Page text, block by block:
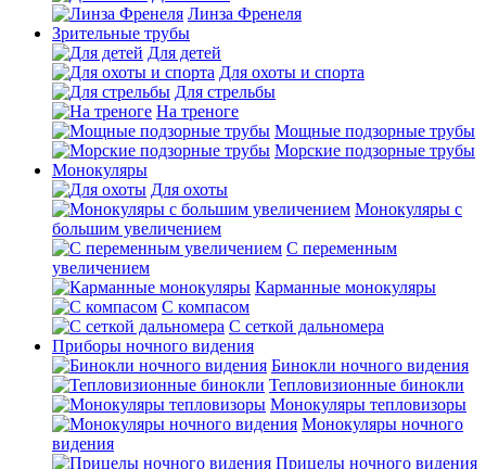
Линза Френеля
Зрительные трубы
Для детей
Для охоты и спорта
Для стрельбы
На треноге
Мощные подзорные трубы
Морские подзорные трубы
Монокуляры
Для охоты
Монокуляры с
большим увеличением
С переменным
увеличением
Карманные монокуляры
С компасом
С сеткой дальномера
Приборы ночного видения
Бинокли ночного видения
Тепловизионные бинокли
Монокуляры тепловизоры
Монокуляры ночного
видения
Прицелы ночного видения